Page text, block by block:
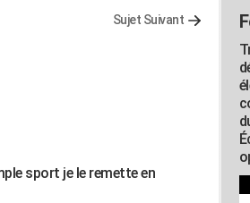
Sujet Suivant
sport je le remette en